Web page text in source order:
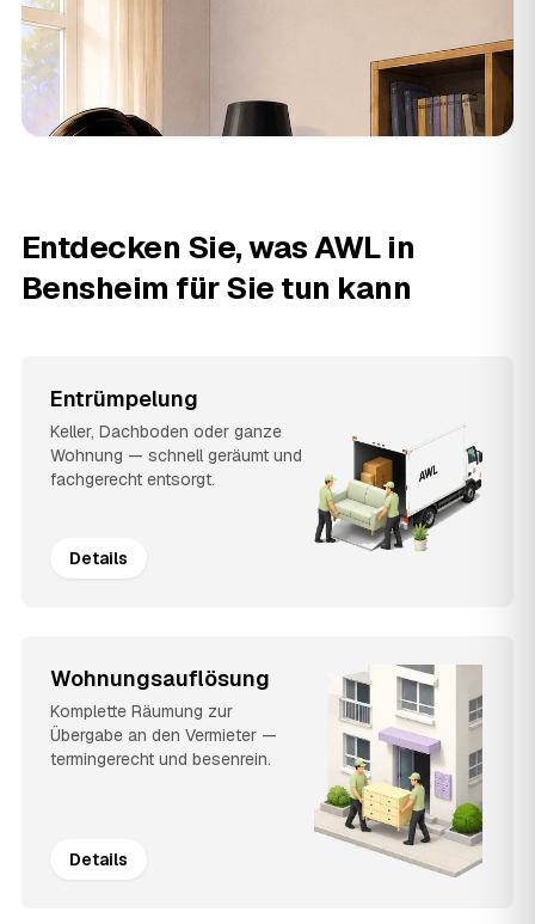
Entdecken Sie, was AWL in
Bensheim für Sie tun kann
Entrümpelung
Keller, Dachboden oder ganze
Wohnung — schnell geräumt und
fachgerecht entsorgt.
Details
Wohnungsauflösung
Komplette Räumung zur
Übergabe an den Vermieter —
termingerecht und besenrein.
Details